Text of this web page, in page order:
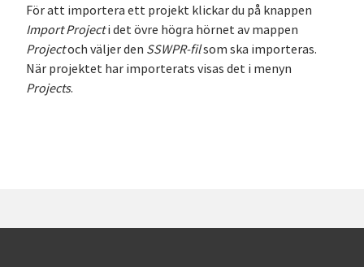
För att importera ett projekt klickar du på knappen
Import Projecti det övre högra hörnet av mappen
Projectoch väljer den SSWPR-filsom ska importeras.
När projektet har importerats visas det i menyn
Projects.